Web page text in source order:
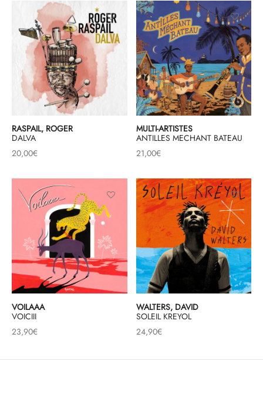
RASPAIL, ROGER
DALVA
20,00€
MULTI-ARTISTES
ANTILLES MECHANT BATEAU
21,00€
VOILAAA
VOICIII
23,90€
WALTERS, DAVID
SOLEIL KREYOL
24,90€